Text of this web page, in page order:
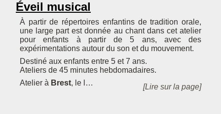
Éveil musical
À partir de répertoires enfantins de tradition orale,
une large part est donnée au chant dans cet atelier
pour enfants à partir de 5 ans, avec des
expérimentations autour du son et du mouvement.
Destiné aux enfants entre 5 et 7 ans.
Ateliers de 45 minutes hebdomadaires.
Atelier à Brest, le l… [Lire sur la page]